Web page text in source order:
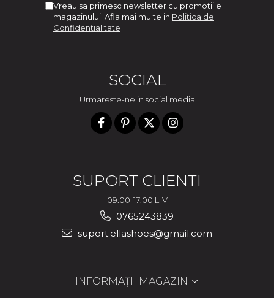
Vreau sa primesc newsletter cu promotiile
magazinului. Afla mai multe in Politica de
Confidentialitate
SOCIAL
Urmareste-ne in social media
SUPORT CLIENTI
09:00-17:00 L-V
0765243839
suport.ellashoes@gmail.com
INFORMAȚII MAGAZIN